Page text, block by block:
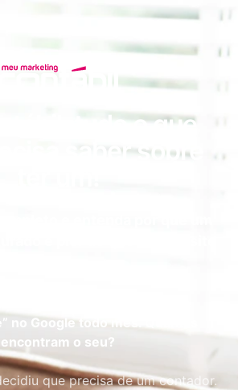
tudo o que
saber sobre
buscam por “escritório de
no Google todo mês. Quantas
encontram o seu?
que precisa de um contador.